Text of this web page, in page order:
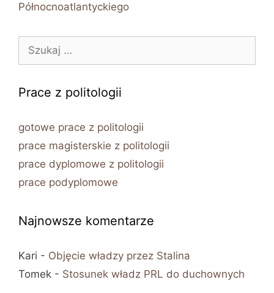
Północnoatlantyckiego
Szukaj:
Prace z politologii
gotowe prace z politologii
prace magisterskie z politologii
prace dyplomowe z politologii
prace podyplomowe
Najnowsze komentarze
Kari - Objęcie władzy przez Stalina
Tomek - Stosunek władz PRL do duchownych